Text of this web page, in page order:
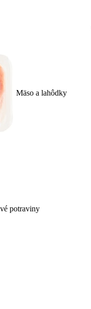
Mäso a lahôdky
potraviny